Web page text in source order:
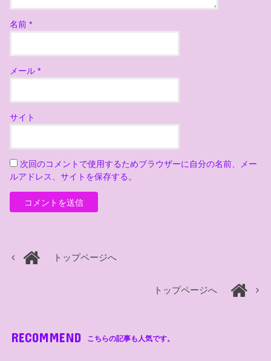
名前*
メール*
サイト
次回のコメントで使用するためブラウザーに自分の名前、メー
ルアドレス、サイトを保存する。
トップページへ
トップページへ
RECOMMEND こちらの記事も人気です。